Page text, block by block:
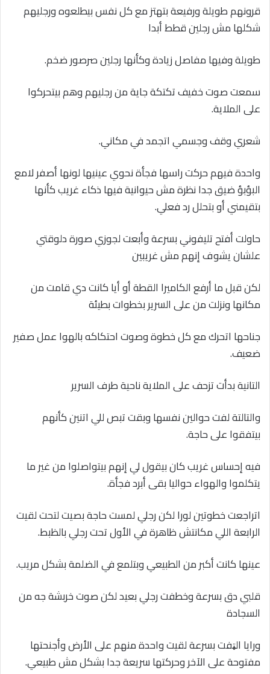
قرونهم طويلة ورفيعة بتهتز مع كل نفس بيطلعوه ورجليهم
شكلها مش رجلين قطط أبدا
طويلة وفيها مفاصل زيادة وكأنها رجلين صرصور ضخم.
سمعت صوت خفيف تكتكة جاية من رجليهم وهم بيتحركوا
على الملاية.
شعري وقف وجسمي اتجمد في مكاني.
واحدة فيهم حركت راسها فجأة نحوي عينيها لونها أصفر لامع
البؤبؤ ضيق جدا نظرة مش حيوانية فيها ذكاء غريب كأنها
بتقيمني أو بتحلل رد فعلي.
حاولت أفتح تليفوني بسرعة وأبعت لجوزي صورة دلوقتي
علشان يشوف إنهم مش غريبين
لكن قبل ما أرفع الكاميرا القطة أو أيا كانت دي قامت من
مكانها ونزلت من على السرير بخطوات بطيئة
جناحها اتحرك مع كل خطوة وصوت احتكاكه بالهوا عمل صفير
ضعيف.
التانية بدأت تزحف على الملاية ناحية طرف السرير
والتالتة لفت حوالين نفسها وبقت تبص للي اتنين كأنهم
بيتفقوا على حاجة.
فيه إحساس غريب كان بيقول لي إنهم بيتواصلوا من غير ما
يتكلموا والهواء حواليا بقى أبرد فجأة.
اتراجعت خطوتين لورا لكن رجلي لمست حاجة بصيت لتحت لقيت
الرابعة اللي مكانتش ظاهرة في الأول تحت رجلي بالظبط.
عينها كانت أكبر من الطبيعي وبتلمع في الضلمة بشكل مريب.
قلبي دق بسرعة وخطفت رجلي بعيد لكن صوت خربشة جه من
السجادة
ورايا الټفت بسرعة لقيت واحدة منهم على الأرض وأجنحتها
مفتوحة على الآخر وحركتها سريعة جدا بشكل مش طبيعي.